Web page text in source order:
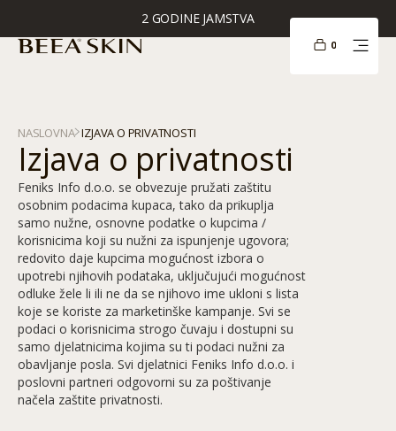
10.000+ ZADOVOLJNIH KUPACA
0
NASLOVNA IZJAVA O PRIVATNOSTI
Izjava o privatnosti
Feniks Info d.o.o. se obvezuje pružati zaštitu
osobnim podacima kupaca, tako da prikuplja
samo nužne, osnovne podatke o kupcima /
korisnicima koji su nužni za ispunjenje ugovora;
redovito daje kupcima mogućnost izbora o
upotrebi njihovih podataka, uključujući mogućnost
odluke žele li ili ne da se njihovo ime ukloni s lista
koje se koriste za marketinške kampanje. Svi se
podaci o korisnicima strogo čuvaju i dostupni su
samo djelatnicima kojima su ti podaci nužni za
obavljanje posla. Svi djelatnici Feniks Info d.o.o. i
poslovni partneri odgovorni su za poštivanje
načela zaštite privatnosti.